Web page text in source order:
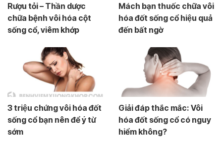
Rượu tỏi – Thần dược
chữa bệnh vôi hóa cột
sống cổ, viêm khớp
Mách bạn thuốc chữa vôi
hóa đốt sống cổ hiệu quả
đến bất ngờ
3 triệu chứng vôi hóa đốt
sống cổ bạn nên để ý từ
sớm
Giải đáp thắc mắc: Vôi
hóa đốt sống cổ có nguy
hiểm không?